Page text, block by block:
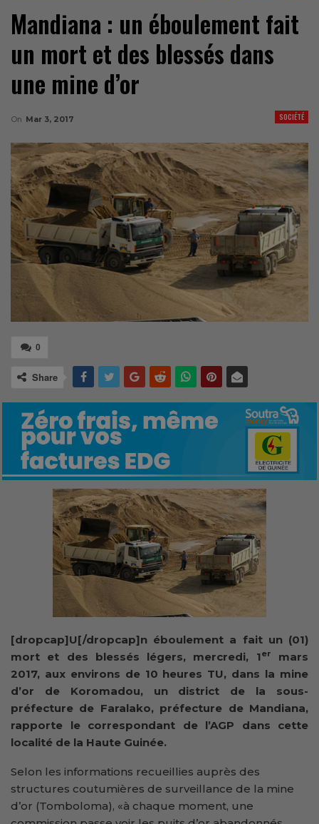
Mandiana : un éboulement fait
un mort et des blessés dans
une mine d’or
SOCIÉTÉ
On Mar 3, 2017
0
Share
[dropcap]U[/dropcap]n éboulement a fait un (01)
mort et des blessés légers, mercredi, 1er
mars
2017, aux environs de 10 heures TU, dans la mine
d’or de Koromadou, un district de la sous-
préfecture de Faralako, préfecture de Mandiana,
rapporte le correspondant de l’AGP dans cette
localité de la Haute Guinée.
Selon les informations recueillies auprès des
structures coutumières de surveillance de la mine
d’or (Tomboloma), «à chaque moment, une